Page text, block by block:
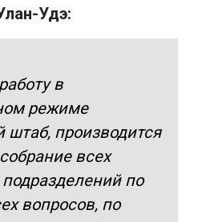
Удэ:
в
режиме
штаб, производится
всех
по
вопросов, по